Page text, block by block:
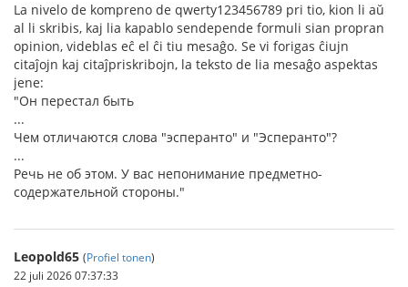
La nivelo de kompreno de qwerty123456789 pri tio, kion li aŭ
al li skribis, kaj lia kapablo sendepende formuli sian propran
opinion, videblas eĉ el ĉi tiu mesaĝo. Se vi forigas ĉiujn
citaĵojn kaj citaĵpriskribojn, la teksto de lia mesaĝo aspektas
jene:
"Он перестал быть
...
Чем отличаются слова "эсперанто" и "Эсперанто"?
...
Речь не об этом. У вас непонимание предметно-
содержательной стороны."
Leopold65 (Profiel tonen)
22 juli 2026 07:37:33